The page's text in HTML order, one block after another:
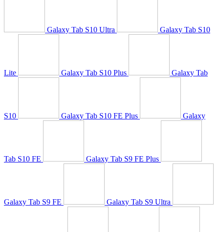
Galaxy Tab S10 Ultra Galaxy Tab S10
Lite Galaxy Tab S10 Plus Galaxy Tab
S10 Galaxy Tab S10 FE Plus Galaxy
Tab S10 FE Galaxy Tab S9 FE Plus
Galaxy Tab S9 FE Galaxy Tab S9 Ultra